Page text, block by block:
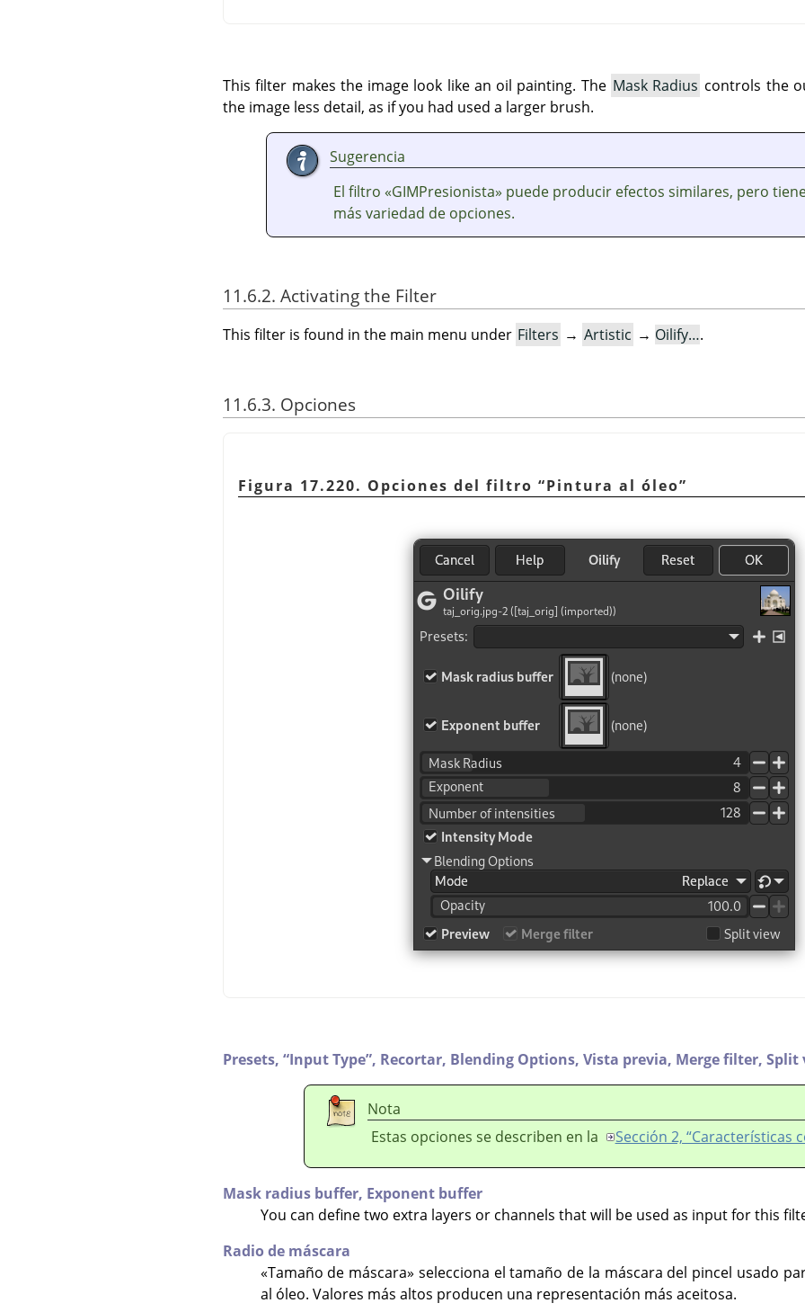
This filter makes the image look like an oil painting. The Mask Radius controls the
the image less detail, as if you had used a larger brush.
Sugerencia
El filtro «GIMPresionista» puede producir efectos similares, pero
más variedad de opciones.
11.6.2. Activating the Filter
This filter is found in the main menu under Filters → Artistic → Oilify….
11.6.3. Opciones
Figura 17.220. Opciones del filtro “Pintura al óleo”
Presets, “Input Type”, Recortar, Blending Options, Vista previa, Merge filter, Split
Nota
Estas opciones se describen en la
Sección 2, “Características
Mask radius buffer, Exponent buffer
You can define two extra layers or channels that will be used as input for this
Radio de máscara
«Tamaño de máscara» selecciona el tamaño de la máscara del pincel usado
al óleo. Valores más altos producen una representación más aceitosa.